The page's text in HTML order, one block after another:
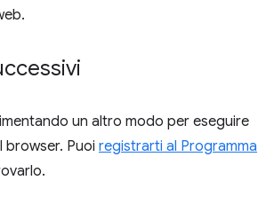
un altro modo per eseguire
browser. Puoi registrarti al Programma